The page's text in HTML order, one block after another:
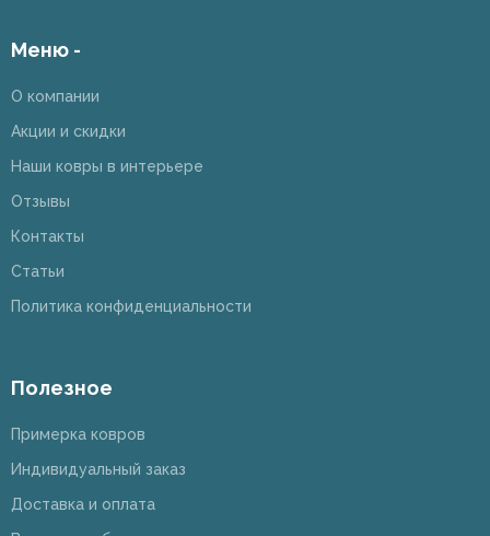
Меню -
О компании
Акции и скидки
Наши ковры в интерьере
Отзывы
Контакты
Статьи
Политика конфиденциальности
Полезное
Примерка ковров
Индивидуальный заказ
Доставка и оплата